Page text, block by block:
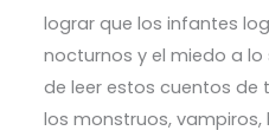
lograr que los infantes
nocturnos y el miedo a lo
de leer estos cuentos de
los monstruos,